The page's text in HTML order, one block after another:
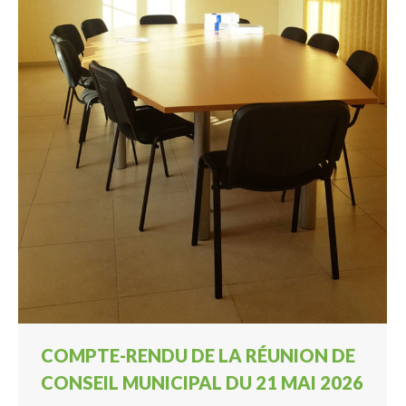
COMPTE-RENDU DE LA RÉUNION DE
CONSEIL MUNICIPAL DU 21 MAI 2026